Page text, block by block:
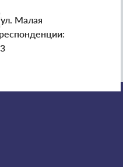
Малая